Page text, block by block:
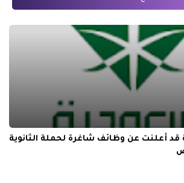
أعلنت عن وظائف شاغرة لحملة الثانوية